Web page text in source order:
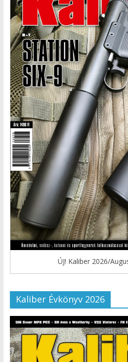
ÚJ! Kaliber 2026/
Kaliber Évkönyv 2026